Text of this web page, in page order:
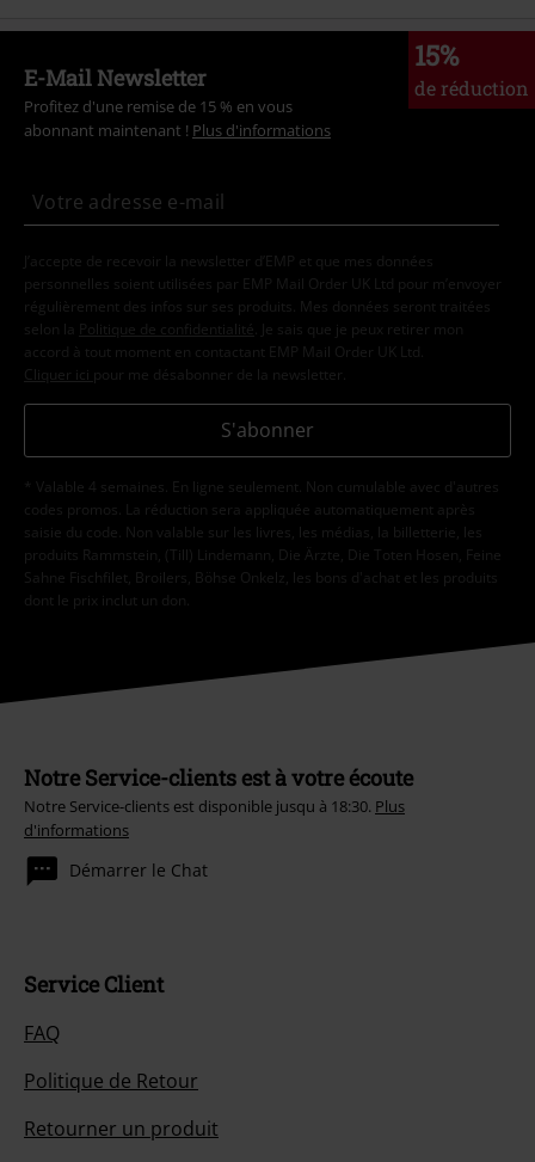
15%
de réduction
E-Mail Newsletter
Profitez d'une remise de 15 % en vous
abonnant maintenant ! Plus d'informations
J’accepte de recevoir la newsletter d’EMP et que mes données
personnelles soient utilisées par EMP Mail Order UK Ltd pour m’envoyer
régulièrement des infos sur ses produits. Mes données seront traitées
selon la
Politique de confidentialité . Je sais que je peux retirer mon
accord à tout moment en contactant EMP Mail Order UK Ltd.
Cliquer ici pour me désabonner de la newsletter.
S'abonner
* Valable 4 semaines. En ligne seulement. Non cumulable avec d'autres
codes promos. La réduction sera appliquée automatiquement après
saisie du code. Non valable sur les livres, les médias, la billetterie, les
produits Rammstein, (Till) Lindemann, Die Ärzte, Die Toten Hosen, Feine
Sahne Fischfilet, Broilers, Böhse Onkelz, les bons d'achat et les produits
dont le prix inclut un don.
Notre Service-clients est à votre écoute
Notre Service-clients est disponible jusqu à 18:30. Plus
d'informations
Démarrer le Chat
Service Client
FAQ
Politique de Retour
Retourner un produit